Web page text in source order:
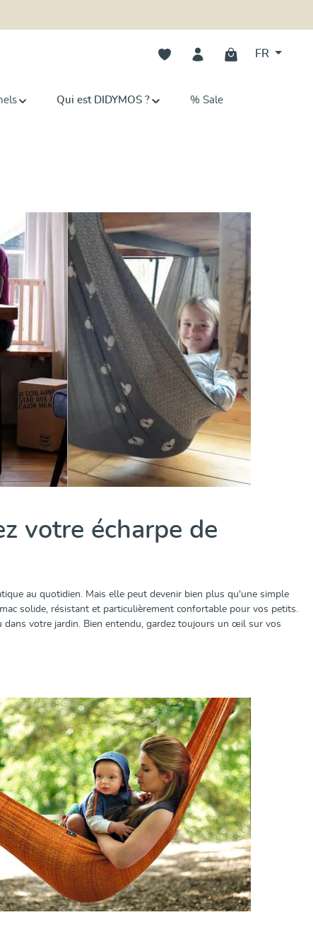
Vous avez 0 articles dans votre
FR
Qui est DIDYMOS ? % Sale
votre écharpe de
au quotidien. Mais elle peut devenir bien plus qu'une simple
solide, résistant et particulièrement confortable pour vos petits.
votre jardin. Bien entendu, gardez toujours un œil sur vos